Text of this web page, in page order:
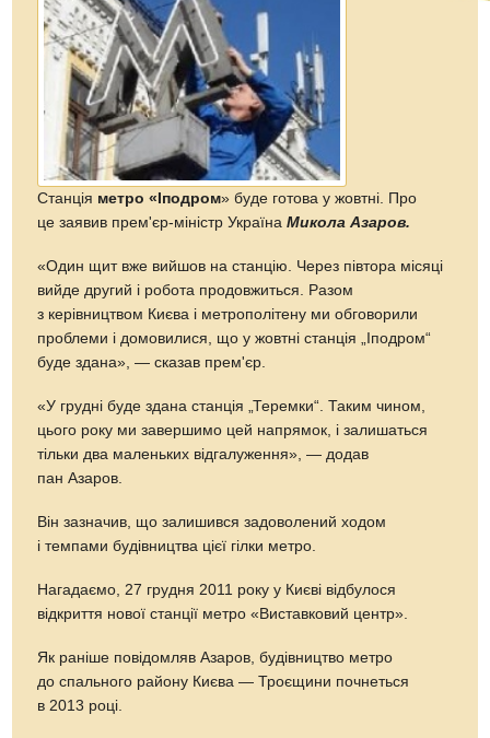
Станція метро «Іподром» буде готова у жовтні. Про
це заявив прем'єр-міністр УкраїнаМикола Азаров.
«Один щит вже вийшов на станцію. Через півтора місяці
вийде другий і робота продовжиться. Разом
з керівництвом Києва і метрополітену ми обговорили
проблеми і домовилися, що у жовтні станція „Іподром“
буде здана», — сказав прем'єр.
«У грудні буде здана станція „Теремки“. Таким чином,
цього року ми завершимо цей напрямок, і залишаться
тільки два маленьких відгалуження», — додав
пан Азаров.
Він зазначив, що залишився задоволений ходом
і темпами будівництва цієї гілки метро.
Нагадаємо, 27 грудня 2011 року у Києві відбулося
відкриття нової станції метро «Виставковий центр».
Як раніше повідомляв Азаров, будівництво метро
до спального району Києва — Троєщини почнеться
в 2013 році.